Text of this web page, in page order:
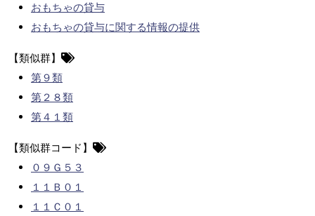
おもちゃの貸与
おもちゃの貸与に関する情報の提供
【類似群】
第９類
第２８類
第４１類
【類似群コード】
０９Ｇ５３
１１Ｂ０１
１１Ｃ０１